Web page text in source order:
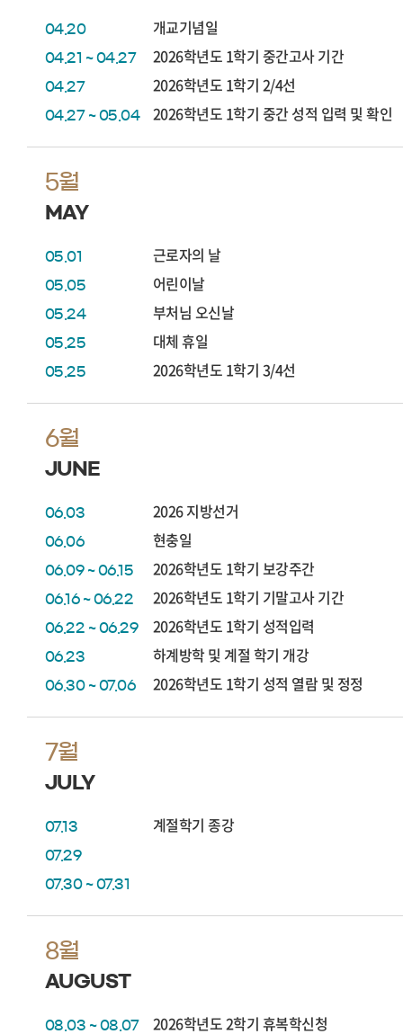
04.20 개교기념일
04.21 ~ 04.27 2026학년도 1학기 중간고사 기간
04.27 2026학년도 1학기 2/4선
04.27 ~ 05.04 2026학년도 1학기 중간 성적 입력 및 확인
5월
MAY
05.01 근로자의 날
05.05 어린이날
05.24 부처님 오신날
05.25 대체 휴일
05.25 2026학년도 1학기 3/4선
6월
JUNE
06.03 2026 지방선거
06.06 현충일
06.09 ~ 06.15 2026학년도 1학기 보강주간
06.16 ~ 06.22 2026학년도 1학기 기말고사 기간
06.22 ~ 06.29 2026학년도 1학기 성적입력
06.23 하계방학 및 계절 학기 개강
06.30 ~ 07.06 2026학년도 1학기 성적 열람 및 정정
7월
JULY
07.13 계절학기 종강
07.29
07.30 ~ 07.31
8월
AUGUST
08.03 ~ 08.07 2026학년도 2학기 휴복학신청